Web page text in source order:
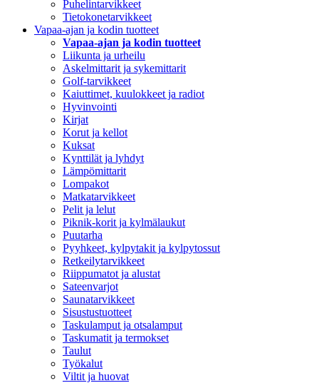
Puhelintarvikkeet
Tietokonetarvikkeet
Vapaa-ajan ja kodin tuotteet
Vapaa-ajan ja kodin tuotteet
Liikunta ja urheilu
Askelmittarit ja sykemittarit
Golf-tarvikkeet
Kaiuttimet, kuulokkeet ja radiot
Hyvinvointi
Kirjat
Korut ja kellot
Kuksat
Kynttilät ja lyhdyt
Lämpömittarit
Lompakot
Matkatarvikkeet
Pelit ja lelut
Piknik-korit ja kylmälaukut
Puutarha
Pyyhkeet, kylpytakit ja kylpytossut
Retkeilytarvikkeet
Riippumatot ja alustat
Sateenvarjot
Saunatarvikkeet
Sisustustuotteet
Taskulamput ja otsalamput
Taskumatit ja termokset
Taulut
Työkalut
Viltit ja huovat